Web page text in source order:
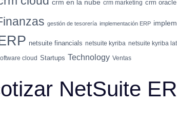
crm en la nube crm marketing crm oracle
gestión de tesorería implementación ERP
netsuite financials netsuite kyriba netsuite kyriba
cloud Startups Technology Ventas
NetSuite